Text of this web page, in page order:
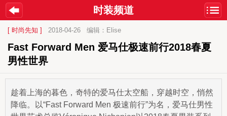
时装频道
[ 时尚先知 ] 2018-04-26 编辑：Elise
Fast Forward Men 爱马仕极速前行2018春夏
男性世界
趁着上海的暮色，奇特的爱马仕太空船，穿越时空，悄然
降临。以“Fast Forward Men 极速前行”为名，爱马仕男性